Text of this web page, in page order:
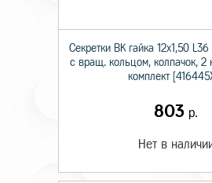
Секретки BK гайка 12х1,50
с вращ. кольцом, колпачок, 2
комплект
803 р.
Нет в